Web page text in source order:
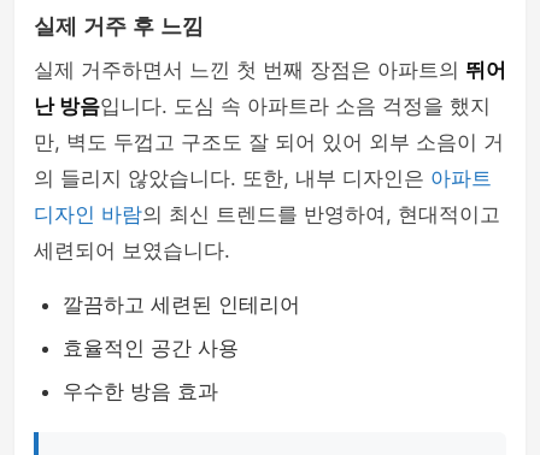
실제 거주 후 느낌
실제 거주하면서 느낀 첫 번째 장점은 아파트의 뛰어
난 방음입니다. 도심 속 아파트라 소음 걱정을 했지
만, 벽도 두껍고 구조도 잘 되어 있어 외부 소음이 거
의 들리지 않았습니다. 또한, 내부 디자인은 아파트
디자인 바람의 최신 트렌드를 반영하여, 현대적이고
세련되어 보였습니다.
깔끔하고 세련된 인테리어
효율적인 공간 사용
우수한 방음 효과